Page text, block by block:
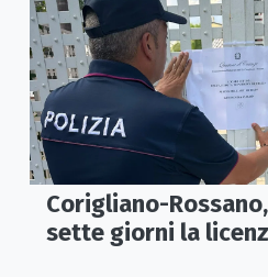
Corigliano-
sette giorni la